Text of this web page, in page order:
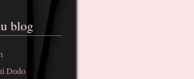
blog
Dodo